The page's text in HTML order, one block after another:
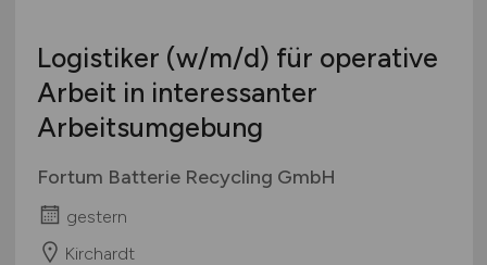
Logistiker (w/m/d) für operative
Arbeit in interessanter
Arbeitsumgebung
Fortum Batterie Recycling GmbH
gestern
Kirchardt